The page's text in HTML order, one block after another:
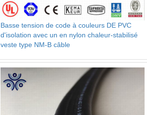
Basse tension de code à couleurs DE PVC
d'isolation avec un en nylon chaleur-stabilisé
veste type NM-B câble